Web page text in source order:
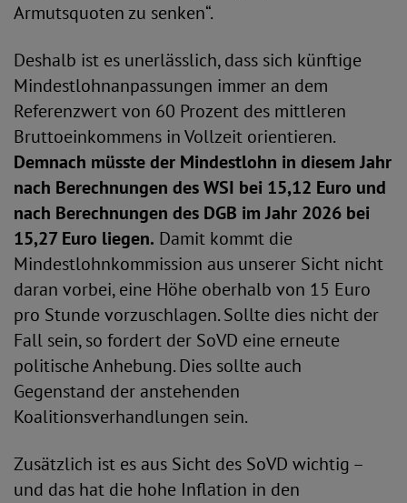
Armutsquoten zu senken“.
Deshalb ist es unerlässlich, dass sich künftige
Mindestlohnanpassungen immer an dem
Referenzwert von 60 Prozent des mittleren
Bruttoeinkommens in Vollzeit orientieren.
Demnach müsste der Mindestlohn in diesem Jahr
nach Berechnungen des WSI bei 15,12 Euro und
nach Berechnungen des DGB im Jahr 2026 bei
15,27 Euro liegen. Damit kommt die
Mindestlohnkommission aus unserer Sicht nicht
daran vorbei, eine Höhe oberhalb von 15 Euro
pro Stunde vorzuschlagen. Sollte dies nicht der
Fall sein, so fordert der SoVD eine erneute
politische Anhebung. Dies sollte auch
Gegenstand der anstehenden
Koalitionsverhandlungen sein.
Zusätzlich ist es aus Sicht des SoVD wichtig –
und das hat die hohe Inflation in den